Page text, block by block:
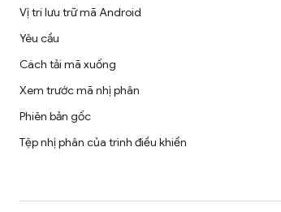
Vị trí lưu trữ mã Android
Yêu cầu
Cách tải mã xuống
Xem trước mã nhị phân
Phiên bản gốc
Tệp nhị phân của trình điều khiển